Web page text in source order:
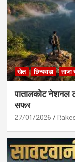
खेल छिन्दवाड़ा ताजा
पातालकोट नेशनल
सफर
27/01/2026